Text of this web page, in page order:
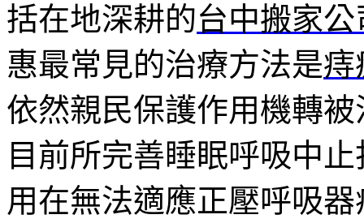
括在地深耕的台中搬家公
惠最常見的治療方法是痔
依然親民保護作用機轉被
目前所完善睡眠呼吸中
用在無法適應正壓呼吸